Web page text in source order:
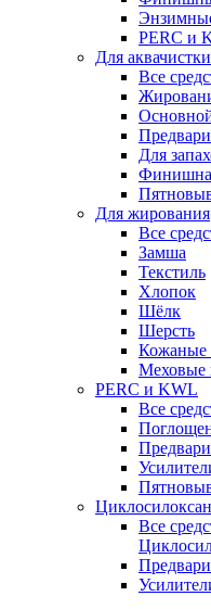
PERC и
Для аквачистки
Все
Для
Для жирования
Все
Замша
Текстиль
Хлопок
Шёлк
Шерсть
Кожаные
Меховые
PERC и KWL
Все
Все